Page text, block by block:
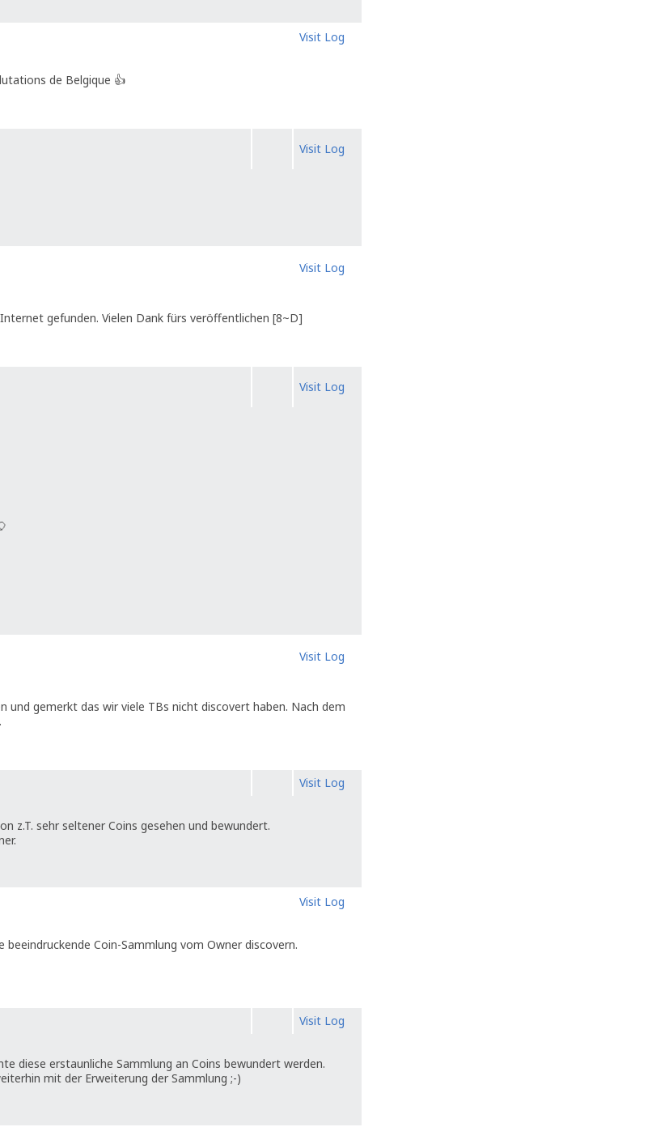
Visit Log
de Belgique 👍
Visit Log
Visit Log
gefunden. Vielen Dank fürs veröffentlichen [8~D]
Visit Log
Visit Log
und gemerkt das wir viele TBs nicht discovert haben. Nach dem
Visit Log
z.T. sehr seltener Coins gesehen und bewundert.
Visit Log
Coin-Sammlung vom Owner discovern.
Visit Log
diese erstaunliche Sammlung an Coins bewundert werden.
mit der Erweiterung der Sammlung ;-)